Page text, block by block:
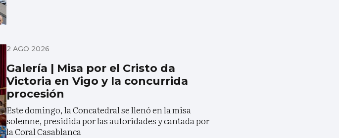
2 AGO 2026
Galería | Misa por el Cristo da
Victoria en Vigo y la concurrida
procesión
Este domingo, la Concatedral se llenó en la misa
solemne, presidida por las autoridades y cantada por
la Coral Casablanca